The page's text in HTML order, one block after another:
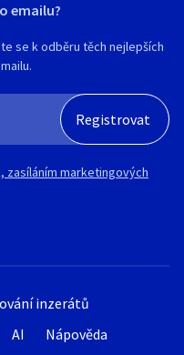
inzerátů
AI
Nápověda
emailu?
se k odběru těch nejlepších
zasíláním marketingových